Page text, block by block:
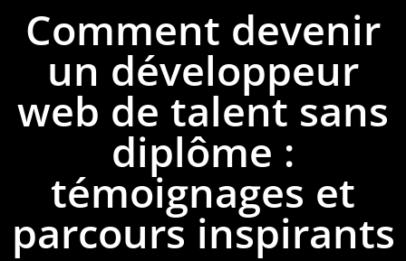
Comment devenir
un développeur
web de talent sans
diplôme :
témoignages et
parcours inspirants